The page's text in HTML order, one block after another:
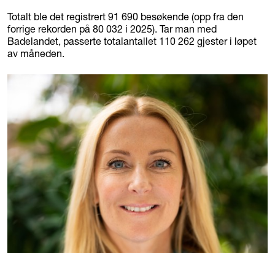
Totalt ble det registrert 91 690 besøkende (opp fra den
forrige rekorden på 80 032 i 2025). Tar man med
Badelandet, passerte totalantallet 110 262 gjester i løpet
av måneden.